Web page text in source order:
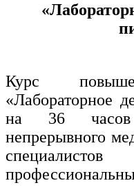
Техника и
Техника и
Ядерная
Культура и спорт
Физкультура
Курс
«Лабораторное
на 36 часов
непрерывного